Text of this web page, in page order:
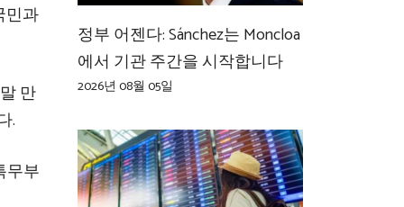
민과
만
.
무부
정부 어젠다: Sánchez는 Moncloa
에서 기관 주간을 시작합니다
2026년 08월 05일